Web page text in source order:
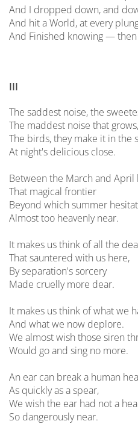
And I dropped down, and
And hit a World, at every
And Finished knowing —
III
The saddest noise, the
The maddest noise that
The birds, they make it in the
At night's delicious close.
Between the March and
That magical frontier
Beyond which summer
Almost too heavenly near.
It makes us think of all the
That sauntered with us here,
By separation's sorcery
Made cruelly more dear.
It makes us think of what we
And what we now deplore.
We almost wish those siren
Would go and sing no more.
An ear can break a human
As quickly as a spear,
We wish the ear had not a
So dangerously near.